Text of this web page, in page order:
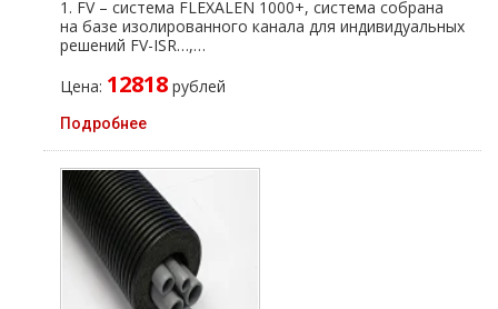
1. FV – система FLEXALEN 1000+, система собрана
на базе изолированного канала для индивидуальных
решений FV-ISR…,…
Цена: 12818 рублей
Подробнее